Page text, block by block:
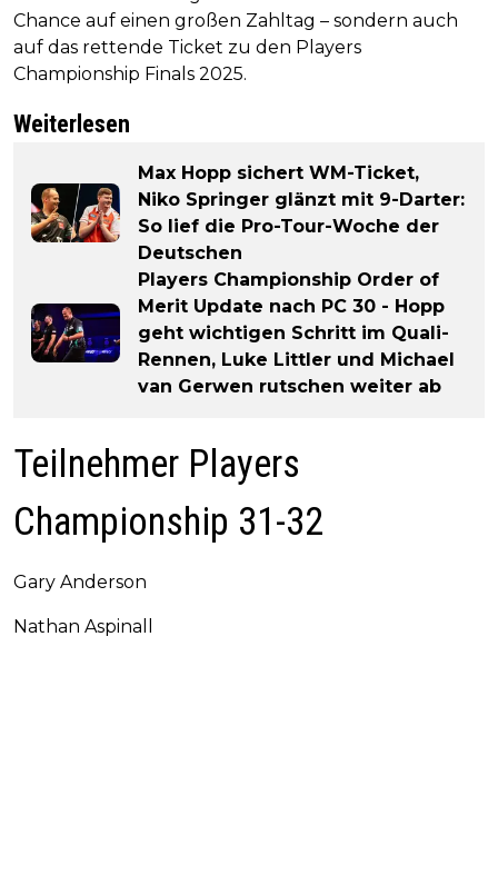
Chance auf einen großen Zahltag – sondern auch
auf das rettende Ticket zu den Players
Championship Finals 2025.
Weiterlesen
Max Hopp sichert WM-Ticket,
Niko Springer glänzt mit 9-Darter:
So lief die Pro-Tour-Woche der
Deutschen
Players Championship Order of
Merit Update nach PC 30 - Hopp
geht wichtigen Schritt im Quali-
Rennen, Luke Littler und Michael
van Gerwen rutschen weiter ab
Teilnehmer Players
Championship 31-32
Gary Anderson
Nathan Aspinall